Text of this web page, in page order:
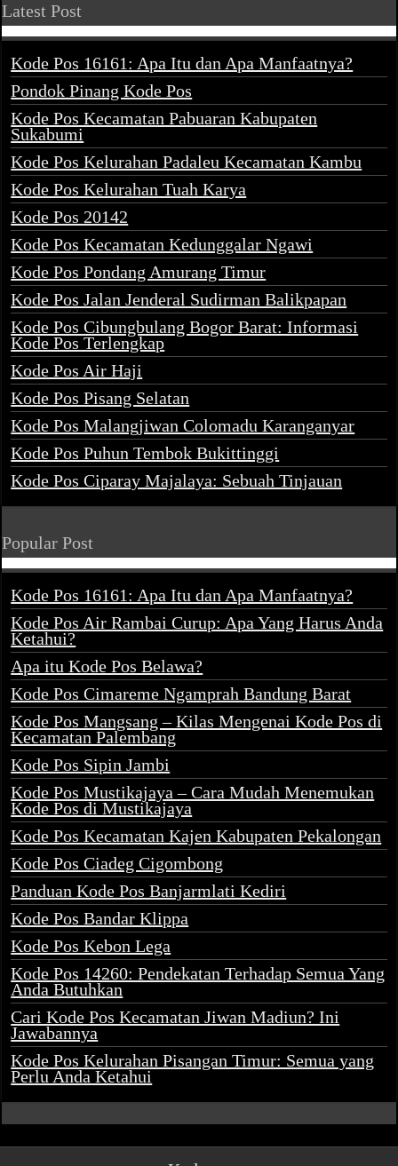
Latest Post
Kode Pos 16161: Apa Itu dan Apa Manfaatnya?
Pondok Pinang Kode Pos
Kode Pos Kecamatan Pabuaran Kabupaten
Sukabumi
Kode Pos Kelurahan Padaleu Kecamatan Kambu
Kode Pos Kelurahan Tuah Karya
Kode Pos 20142
Kode Pos Kecamatan Kedunggalar Ngawi
Kode Pos Pondang Amurang Timur
Kode Pos Jalan Jenderal Sudirman Balikpapan
Kode Pos Cibungbulang Bogor Barat: Informasi
Kode Pos Terlengkap
Kode Pos Air Haji
Kode Pos Pisang Selatan
Kode Pos Malangjiwan Colomadu Karanganyar
Kode Pos Puhun Tembok Bukittinggi
Kode Pos Ciparay Majalaya: Sebuah Tinjauan
Popular Post
Kode Pos 16161: Apa Itu dan Apa Manfaatnya?
Kode Pos Air Rambai Curup: Apa Yang Harus Anda
Ketahui?
Apa itu Kode Pos Belawa?
Kode Pos Cimareme Ngamprah Bandung Barat
Kode Pos Mangsang – Kilas Mengenai Kode Pos di
Kecamatan Palembang
Kode Pos Sipin Jambi
Kode Pos Mustikajaya – Cara Mudah Menemukan
Kode Pos di Mustikajaya
Kode Pos Kecamatan Kajen Kabupaten Pekalongan
Kode Pos Ciadeg Cigombong
Panduan Kode Pos Banjarmlati Kediri
Kode Pos Bandar Klippa
Kode Pos Kebon Lega
Kode Pos 14260: Pendekatan Terhadap Semua Yang
Anda Butuhkan
Cari Kode Pos Kecamatan Jiwan Madiun? Ini
Jawabannya
Kode Pos Kelurahan Pisangan Timur: Semua yang
Perlu Anda Ketahui